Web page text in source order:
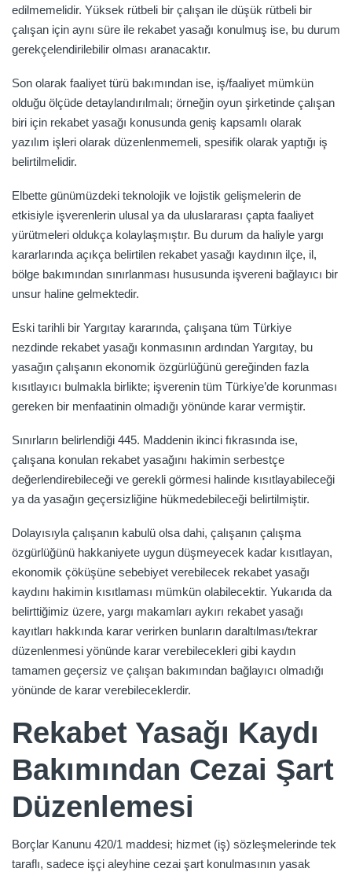
edilmemelidir. Yüksek rütbeli bir çalışan ile düşük rütbeli bir
çalışan için aynı süre ile rekabet yasağı konulmuş ise, bu durum
gerekçelendirilebilir olması aranacaktır.
Son olarak faaliyet türü bakımından ise, iş/faaliyet mümkün
olduğu ölçüde detaylandırılmalı; örneğin oyun şirketinde çalışan
biri için rekabet yasağı konusunda geniş kapsamlı olarak
yazılım işleri olarak düzenlenmemeli, spesifik olarak yaptığı iş
belirtilmelidir.
Elbette günümüzdeki teknolojik ve lojistik gelişmelerin de
etkisiyle işverenlerin ulusal ya da uluslararası çapta faaliyet
yürütmeleri oldukça kolaylaşmıştır. Bu durum da haliyle yargı
kararlarında açıkça belirtilen rekabet yasağı kaydının ilçe, il,
bölge bakımından sınırlanması hususunda işvereni bağlayıcı bir
unsur haline gelmektedir.
Eski tarihli bir Yargıtay kararında, çalışana tüm Türkiye
nezdinde rekabet yasağı konmasının ardından Yargıtay, bu
yasağın çalışanın ekonomik özgürlüğünü gereğinden fazla
kısıtlayıcı bulmakla birlikte; işverenin tüm Türkiye’de korunması
gereken bir menfaatinin olmadığı yönünde karar vermiştir.
Sınırların belirlendiği 445. Maddenin ikinci fıkrasında ise,
çalışana konulan rekabet yasağını hakimin serbestçe
değerlendirebileceği ve gerekli görmesi halinde kısıtlayabileceği
ya da yasağın geçersizliğine hükmedebileceği belirtilmiştir.
Dolayısıyla çalışanın kabulü olsa dahi, çalışanın çalışma
özgürlüğünü hakkaniyete uygun düşmeyecek kadar kısıtlayan,
ekonomik çöküşüne sebebiyet verebilecek rekabet yasağı
kaydını hakimin kısıtlaması mümkün olabilecektir. Yukarıda da
belirttiğimiz üzere, yargı makamları aykırı rekabet yasağı
kayıtları hakkında karar verirken bunların daraltılması/tekrar
düzenlenmesi yönünde karar verebilecekleri gibi kaydın
tamamen geçersiz ve çalışan bakımından bağlayıcı olmadığı
yönünde de karar verebileceklerdir.
Rekabet Yasağı Kaydı
Bakımından Cezai Şart
Düzenlemesi
Borçlar Kanunu 420/1 maddesi; hizmet (iş) sözleşmelerinde tek
taraflı, sadece işçi aleyhine cezai şart konulmasının yasak